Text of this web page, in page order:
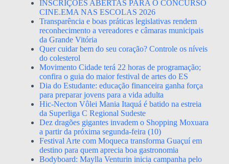
INSCRIÇÕES ABERTAS PARA O CONCURSO
CINE.EMA NAS ESCOLAS 2026
Transparência e boas práticas legislativas rendem
reconhecimento a vereadores e câmaras municipais
da Grande Vitória
Quer cuidar bem do seu coração? Controle os níveis
do colesterol
Movimento Cidade terá 22 horas de programação;
confira o guia do maior festival de artes do ES
Dia do Estudante: educação financeira ganha força
para preparar jovens para a vida adulta
Hic-Necton Vôlei Mania Itaquá é batido na estreia
da Superliga C Regional Sudeste
Dez dragões gigantes invadem o Shopping Moxuara
a partir da próxima segunda-feira (10)
Festival Arte com Moqueca transforma Guaçuí em
destino para quem aprecia boa gastronomia
Bodyboard: Maylla Venturin inicia campanha pelo